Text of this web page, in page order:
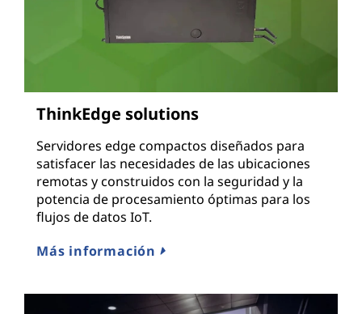
ThinkEdge solutions
Servidores edge compactos diseñados para
satisfacer las necesidades de las ubicaciones
remotas y construidos con la seguridad y la
potencia de procesamiento óptimas para los
flujos de datos IoT.
Más información